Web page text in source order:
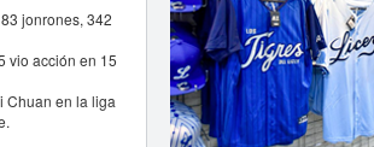
jonrones, 342
vio acción en 15
Chuan en la liga